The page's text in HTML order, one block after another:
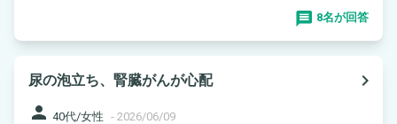
8名が回答
尿の泡立ち、腎臓がんが心配
navigate_next
person 40代/女性 - 2026/06/09